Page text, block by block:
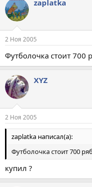
zaplatka
2 Ноя 2005
Футболочка стоит 700
XYZ
2 Ноя 2005
zaplatka написал(а):
Футболочка стоит 700
купил ?